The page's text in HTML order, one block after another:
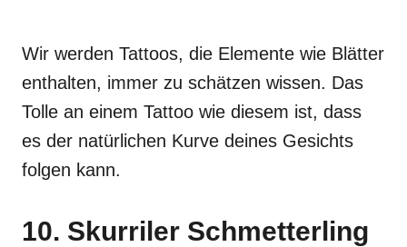
Wir werden Tattoos, die Elemente wie Blätter
enthalten, immer zu schätzen wissen. Das
Tolle an einem Tattoo wie diesem ist, dass
es der natürlichen Kurve deines Gesichts
folgen kann.
10. Skurriler Schmetterling